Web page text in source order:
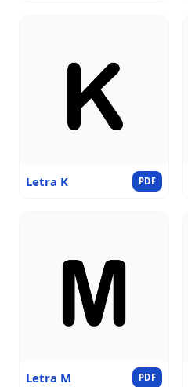
Letra K PDF
Letra M PDF